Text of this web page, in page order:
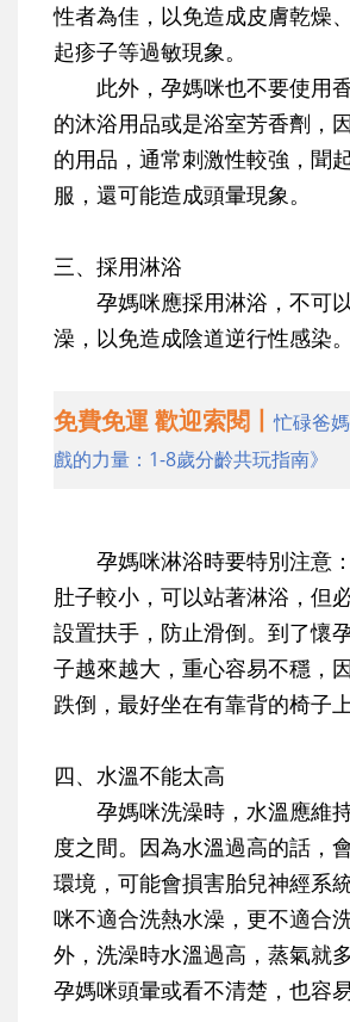
性者為佳，以免造成皮膚乾燥
起疹子等過敏現象。
此外，孕媽咪也不要使用
的沐浴用品或是浴室芳香劑，
的用品，通常刺激性較強，聞
服，還可能造成頭暈現象。
三、採用淋浴
孕媽咪應採用淋浴，不可
澡，以免造成陰道逆行性感染。
免費免運 歡迎索閱丨忙碌爸
戲的力量：1-8歲分齡共玩指南》
孕媽咪淋浴時要特別注意：
肚子較小，可以站著淋浴，但
設置扶手，防止滑倒。到了懷
子越來越大，重心容易不穩，
跌倒，最好坐在有靠背的椅子上
四、水溫不能太高
孕媽咪洗澡時，水溫應維
度之間。因為水溫過高的話，
環境，可能會損害胎兒神經系
咪不適合洗熱水澡，更不適合
外，洗澡時水溫過高，蒸氣就
孕媽咪頭暈或看不清楚，也容易